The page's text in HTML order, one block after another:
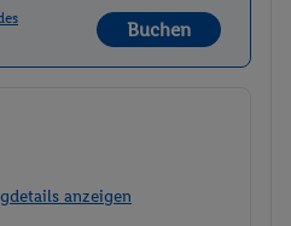
Buchen
anzeigen